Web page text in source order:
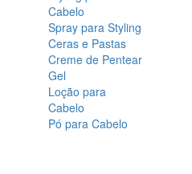
Cabelo
Spray para Styling
Ceras e Pastas
Creme de Pentear
Gel
Loção para
Cabelo
Pó para Cabelo